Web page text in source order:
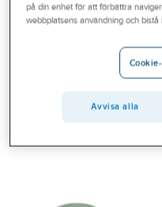
Branscher
på din enhet för att förbättra
webbplatsens användning och
Avvisa alla